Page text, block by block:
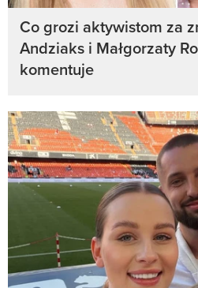
Co grozi aktywistom za
Andziaks i Małgorzaty
komentuje